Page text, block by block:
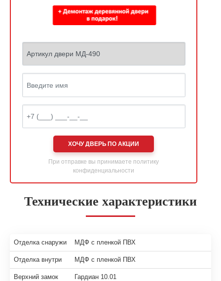
ХОЧУ ДВЕРЬ ПО АКЦИИ
При отправке вы принимаете политику
конфиденциальности
Технические характеристики
Отделка снаружи МДФ с пленкой ПВХ
Отделка внутри МДФ с пленкой ПВХ
Верхний замок Гардиан 10.01